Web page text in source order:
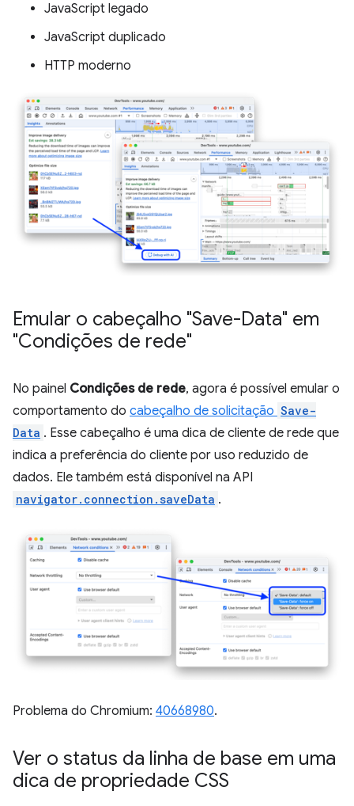
JavaScript legado
JavaScript duplicado
HTTP moderno
Emular o cabeçalho "Save-Data" em
"Condições de rede"
No painel Condições de rede, agora é possível emular o
comportamento do cabeçalho de solicitação Save-
Data . Esse cabeçalho é uma dica de cliente de rede que
indica a preferência do cliente por uso reduzido de
dados. Ele também está disponível na API
navigator.connection.saveData .
Problema do Chromium: 40668980.
Ver o status da linha de base em uma
dica de propriedade CSS